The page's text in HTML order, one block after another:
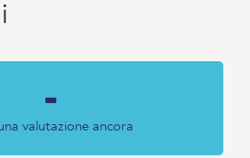
-
valutazione ancora